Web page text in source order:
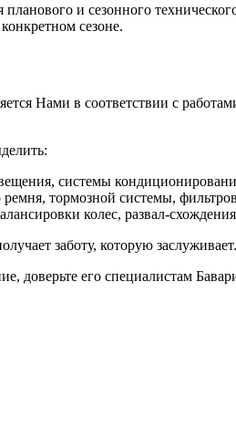
и сезонного
сезоне.
Нами в соответствии с
системы
тормозной системы,
колес, развал-
заботу, которую заслуживает.
доверьте его специалистам